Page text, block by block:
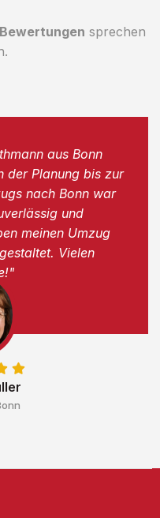
sprechen
aus Bonn
der Planung bis zur
nach Bonn war
und
meinen Umzug
Vielen